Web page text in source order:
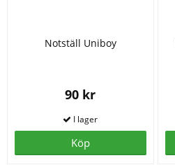
Notställ Uniboy
90 kr
Köp